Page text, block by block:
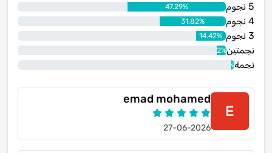
5 نجوم 47.29%
4 نجوم 31.82%
3 نجوم 14.42%
نجمتين4.72%
نجمة1.49%
E
emad mohamed
27-06-2026